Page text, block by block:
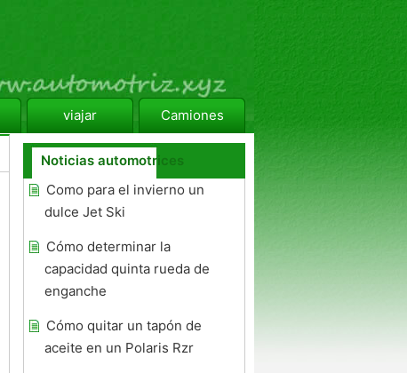
viajar Camiones
Noticias automotrices
Como para el invierno un
dulce Jet Ski
Cómo determinar la
capacidad quinta rueda de
enganche
Cómo quitar un tapón de
aceite en un Polaris Rzr